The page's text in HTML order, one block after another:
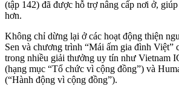
(tập 142) đã được hỗ trợ nâng cấp nơi ở,
hơn.
Không chỉ dừng lại ở các hoạt động thiện
Sen và chương trình “Mái ấm gia đình Việt”
trong nhiều giải thưởng uy tín như Vietnam
(hạng mục “Tổ chức vì cộng đồng”) và
(“Hành động vì cộng đồng”).